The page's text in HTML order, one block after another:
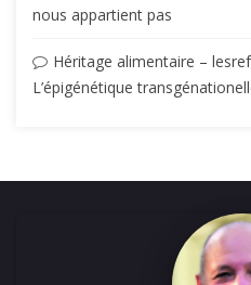
nous appartient pas
Héritage alimentaire –
L’épigénétique